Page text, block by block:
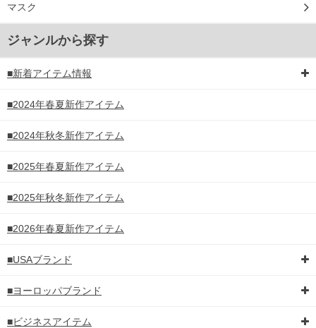
マスク
ジャンルから探す
■新着アイテム情報
■2024年春夏新作アイテム
■2024年秋冬新作アイテム
■2025年春夏新作アイテム
■2025年秋冬新作アイテム
■2026年春夏新作アイテム
■USAブランド
■ヨーロッパブランド
■ビジネスアイテム